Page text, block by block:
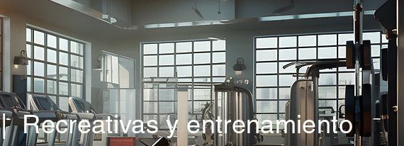
| Recreativas y entrenamiento